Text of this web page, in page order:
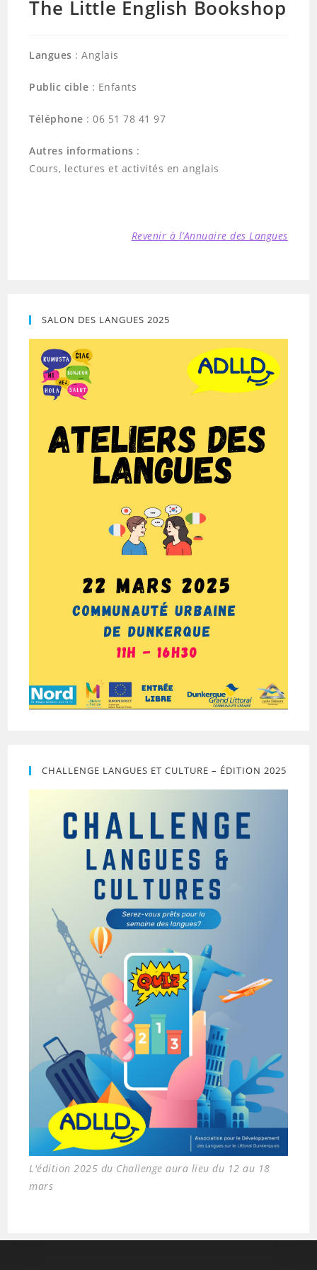
The Little English Bookshop
Langues : Anglais
Public cible : Enfants
Téléphone : 06 51 78 41 97
Autres informations :
Cours, lectures et activités en anglais
Revenir à l’Annuaire des Langues
SALON DES LANGUES 2025
CHALLENGE LANGUES ET CULTURE – ÉDITION 2025
L'édition 2025 du Challenge aura lieu du 12 au 18
mars